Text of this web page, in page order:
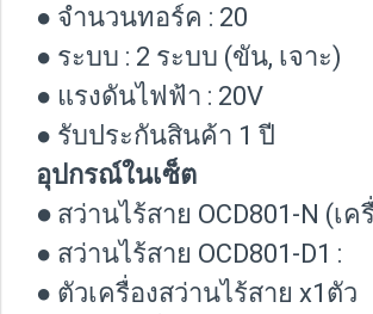
● จำนวนทอร์ค : 20
● ระบบ : 2 ระบบ (ขัน, เจาะ)
● แรงดันไฟฟ้า : 20V
● รับประกันสินค้า 1 ปี
อุปกรณ์ในเซ็ต
● สว่านไร้สาย OCD801-N (เค
● สว่านไร้สาย OCD801-D1 :
● ตัวเครื่องสว่านไร้สาย x1ตัว